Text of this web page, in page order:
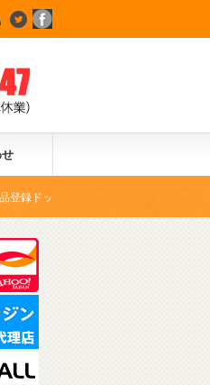
ムは、Yahoo!ショッピングの公式コマー